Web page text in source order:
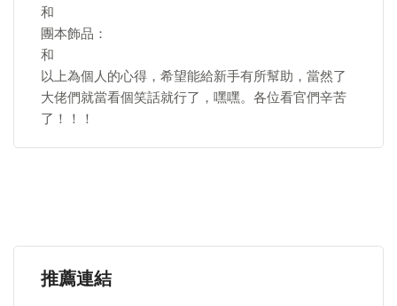
和
團本飾品：
和
以上為個人的心得，希望能給新手有所幫助，當然了
大佬們就當看個笑話就行了，嘿嘿。各位看官們辛苦
了！！！
推薦連結